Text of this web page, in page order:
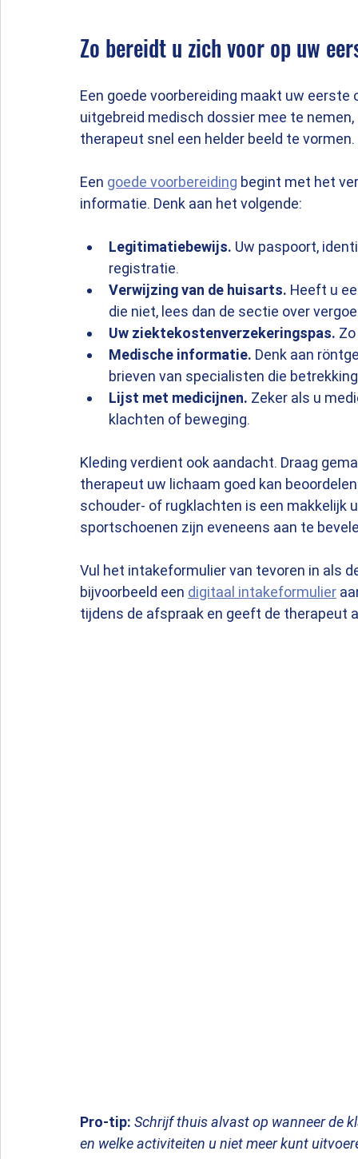
Zo bereidt u zich voor op uw
Een goede voorbereiding maakt uw
uitgebreid medisch dossier mee te
therapeut snel een helder beeld te vormen.
Een goede voorbereiding begint met het
informatie. Denk aan het volgende:
Legitimatiebewijs. Uw paspoort,
registratie.
Verwijzing van de huisarts. Heeft u
die niet, lees dan de sectie over
Uw ziektekostenverzekeringspas.
Medische informatie. Denk aan
brieven van specialisten die
Lijst met medicijnen. Zeker als u
klachten of beweging.
Kleding verdient ook aandacht. Draag
therapeut uw lichaam goed kan
schouder- of rugklachten is een makkelijk
sportschoenen zijn eveneens aan te
Vul het intakeformulier van tevoren in als
bijvoorbeeld een digitaal intakeformulier
tijdens de afspraak en geeft de therapeut
Pro-tip: Schrijf thuis alvast op wanneer de
en welke activiteiten u niet meer kunt